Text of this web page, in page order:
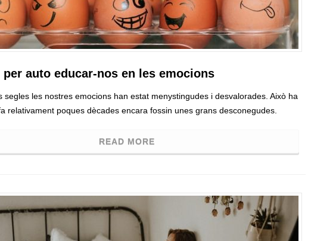
auto educar-nos en les emocions
segles les nostres emocions han estat menystingudes i desvalorades. Això ha
relativament poques dècades encara fossin unes grans desconegudes.
READ MORE